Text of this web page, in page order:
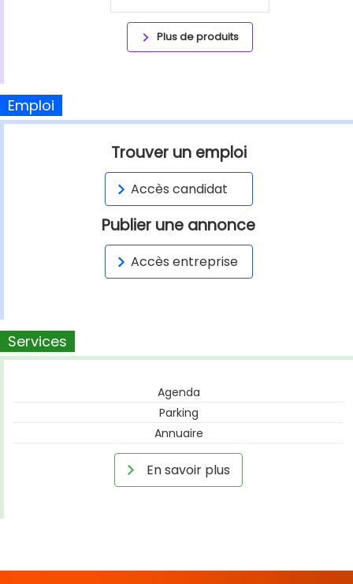
Plus de produits
Emploi
Trouver un emploi
Accès candidat
Publier une annonce
Accès entreprise
Services
Agenda
Parking
Annuaire
En savoir plus